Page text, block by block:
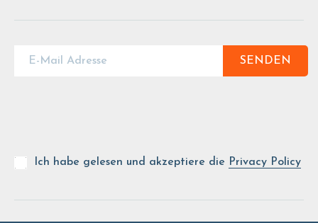
SENDEN
Ich habe gelesen und akzeptiere die Privacy Policy